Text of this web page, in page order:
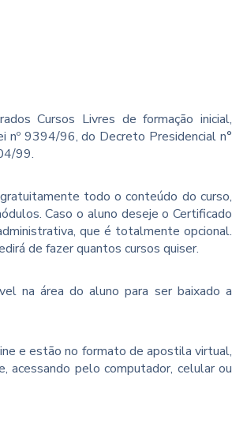
Cursos Livres de formação inicial,
nº 9394/96, do Decreto Presidencial n°
99.
todo o conteúdo do curso,
Caso o aluno deseje o Certificado
que é totalmente opcional.
de fazer quantos cursos quiser.
na área do aluno para ser baixado a
e estão no formato de apostila virtual,
acessando pelo computador, celular ou